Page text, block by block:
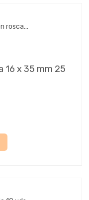
16 x 35 mm 25